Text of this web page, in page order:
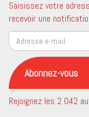
Saisissez votre
recevoir une
Adresse
e-
mail
Abonnez-vous
Rejoignez les 2 042